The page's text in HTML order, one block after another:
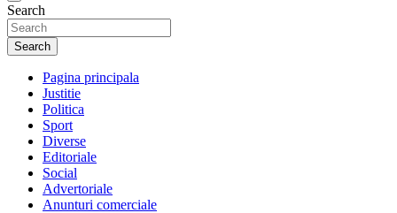
Search
Search
Pagina principala
Justitie
Politica
Sport
Diverse
Editoriale
Social
Advertoriale
Anunturi comerciale